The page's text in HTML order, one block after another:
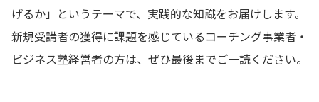
げるか」というテーマで、実践的な知識をお届けします。
新規受講者の獲得に課題を感じているコーチング事業者・
ビジネス塾経営者の方は、ぜひ最後までご一読ください。